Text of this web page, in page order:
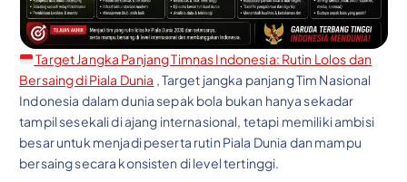
Target Jangka Panjang Timnas Indonesia: Rutin Lolos dan
Bersaing di Piala Dunia , Target jangka panjang Tim Nasional
Indonesia dalam dunia sepak bola bukan hanya sekadar
tampil sesekali di ajang internasional, tetapi memiliki ambisi
besar untuk menjadi peserta rutin Piala Dunia dan mampu
bersaing secara konsisten di level tertinggi.